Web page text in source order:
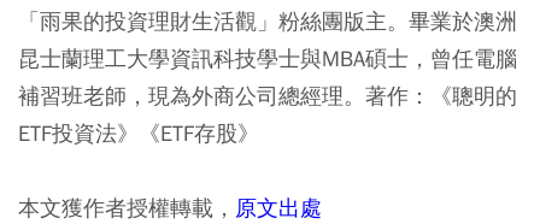
「雨果的投資理財生活觀」粉絲團版主。畢業於澳洲
昆士蘭理工大學資訊科技學士與MBA碩士，曾任電腦
補習班老師，現為外商公司總經理。著作：《聰明的
ETF投資法》《ETF存股》
本文獲作者授權轉載， 原文出處